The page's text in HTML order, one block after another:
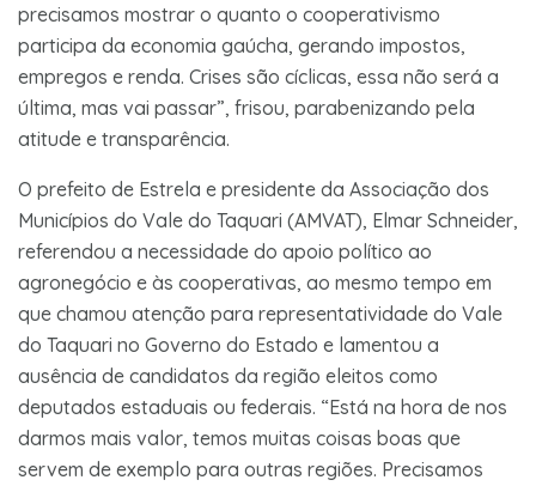
precisamos mostrar o quanto o cooperativismo
participa da economia gaúcha, gerando impostos,
empregos e renda. Crises são cíclicas, essa não será a
última, mas vai passar”, frisou, parabenizando pela
atitude e transparência.
O prefeito de Estrela e presidente da Associação dos
Municípios do Vale do Taquari (AMVAT), Elmar Schneider,
referendou a necessidade do apoio político ao
agronegócio e às cooperativas, ao mesmo tempo em
que chamou atenção para representatividade do Vale
do Taquari no Governo do Estado e lamentou a
ausência de candidatos da região eleitos como
deputados estaduais ou federais. “Está na hora de nos
darmos mais valor, temos muitas coisas boas que
servem de exemplo para outras regiões. Precisamos